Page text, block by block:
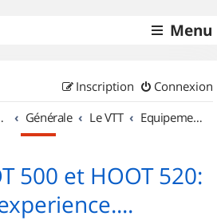
Menu
Connexion
Inscription
Générale Le VTT Equipements et Accessoires
500 et HOOT 520: